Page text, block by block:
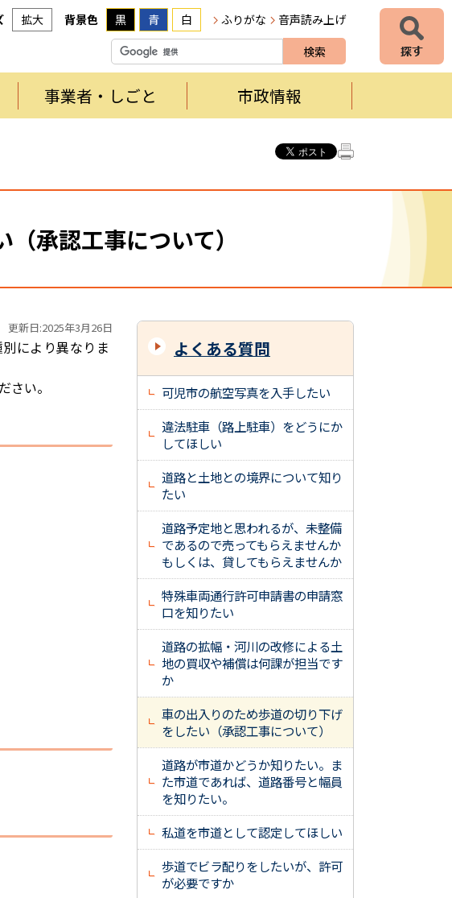
拡大 背景色 黒 青 白 ふりがな 音声読み上げ
事業者・しごと 市政情報
承認工事について）
更新日:2025年3月26日
により異なりま
い。
よくある質問
可児市の航空写真を入手したい
違法駐車（路上駐車）をどうにか
してほしい
道路と土地との境界について知り
たい
道路予定地と思われるが、未整備
であるので売ってもらえませんか
もしくは、貸してもらえませんか
特殊車両通行許可申請書の申請窓
口を知りたい
道路の拡幅・河川の改修による土
地の買収や補償は何課が担当です
か
車の出入りのため歩道の切り下げ
をしたい（承認工事について）
道路が市道かどうか知りたい。ま
た市道であれば、道路番号と幅員
を知りたい。
私道を市道として認定してほしい
歩道でビラ配りをしたいが、許可
が必要ですか